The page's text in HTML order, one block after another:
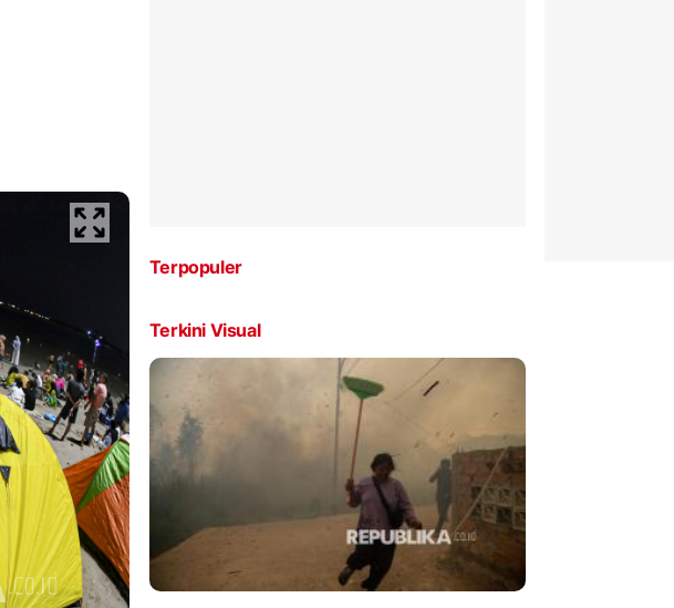
Terpopuler
Terkini Visual